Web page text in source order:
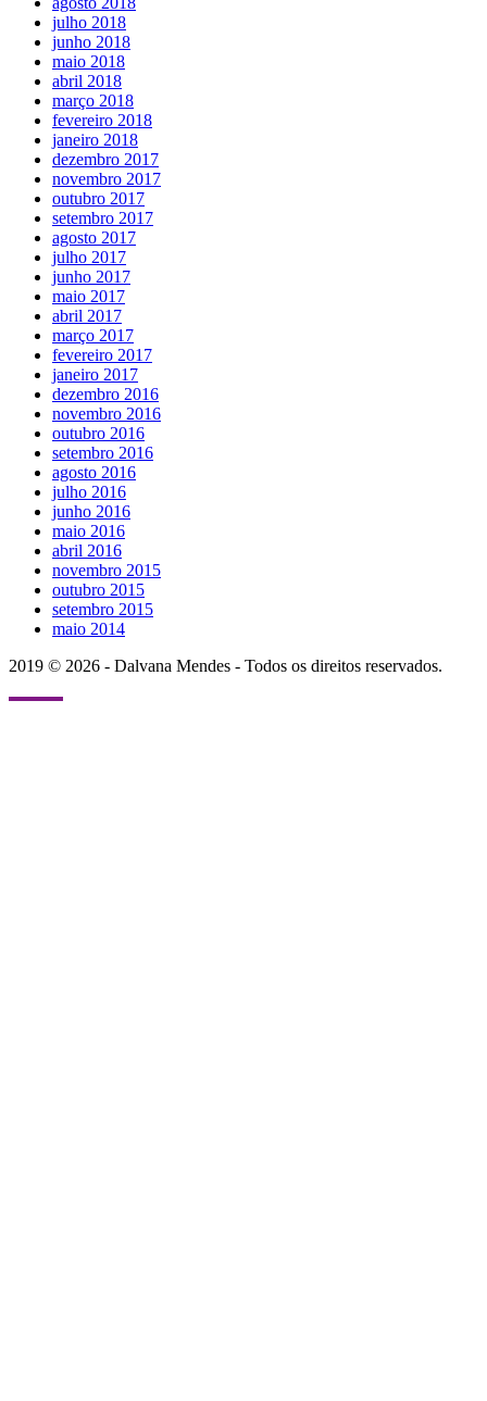
julho 2018
junho 2018
maio 2018
abril 2018
março 2018
fevereiro 2018
janeiro 2018
dezembro 2017
novembro 2017
outubro 2017
setembro 2017
agosto 2017
julho 2017
junho 2017
maio 2017
abril 2017
março 2017
fevereiro 2017
janeiro 2017
dezembro 2016
novembro 2016
outubro 2016
setembro 2016
agosto 2016
julho 2016
junho 2016
maio 2016
abril 2016
novembro 2015
outubro 2015
setembro 2015
maio 2014
2019 © 2026 - Dalvana Mendes - Todos os direitos reservados.